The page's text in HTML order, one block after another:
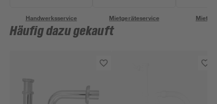
Handwerksservice Mietgeräteservice
Häufig dazu gekauft